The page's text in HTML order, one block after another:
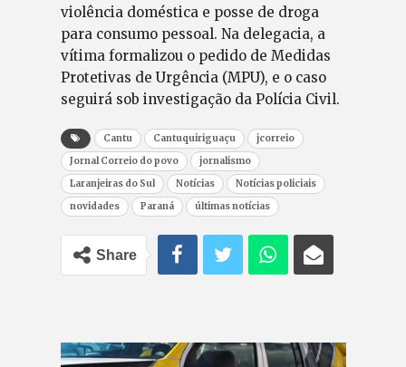
violência doméstica e posse de droga
para consumo pessoal. Na delegacia, a
vítima formalizou o pedido de Medidas
Protetivas de Urgência (MPU), e o caso
seguirá sob investigação da Polícia Civil.
Cantu Cantuquiriguaçu
jcorreio
Jornal Correio do povo
jornalismo
Laranjeiras do Sul
Notícias
Notícias policiais
novidades
Paraná últimas notícias
Share